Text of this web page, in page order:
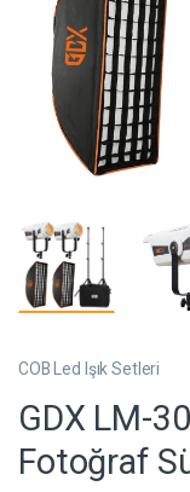
COB Led Işık Setleri
GDX LM-
Fotoğraf